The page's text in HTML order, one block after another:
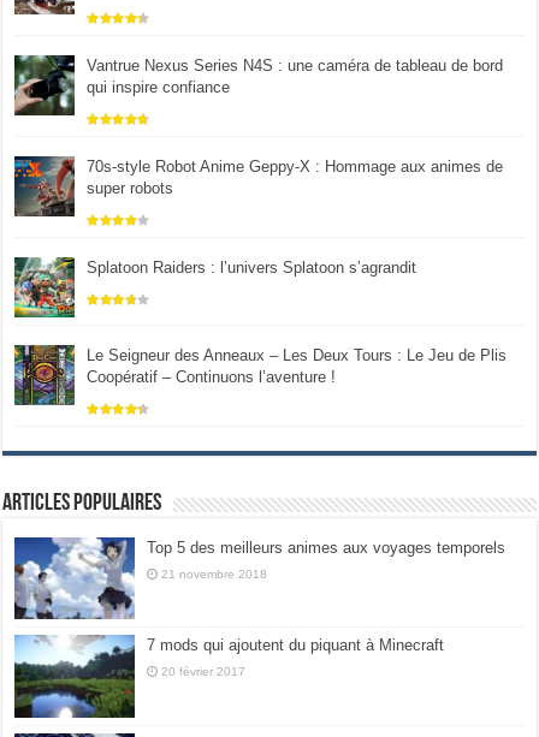
Vantrue Nexus Series N4S : une caméra de tableau de bord
qui inspire confiance
70s-style Robot Anime Geppy-X : Hommage aux animes de
super robots
Splatoon Raiders : l’univers Splatoon s’agrandit
Le Seigneur des Anneaux – Les Deux Tours : Le Jeu de Plis
Coopératif – Continuons l’aventure !
Articles populaires
Top 5 des meilleurs animes aux voyages temporels
21 novembre 2018
7 mods qui ajoutent du piquant à Minecraft
20 février 2017